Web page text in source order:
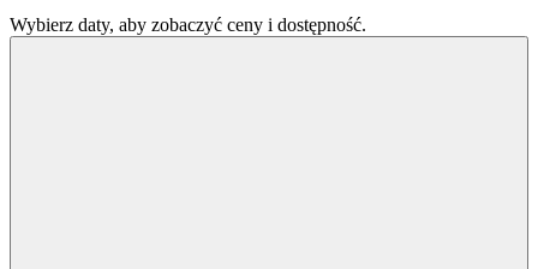
Wybierz daty, aby zobaczyć ceny i dostępność.